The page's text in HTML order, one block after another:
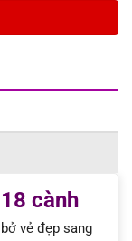
cành
vẻ đẹp sang